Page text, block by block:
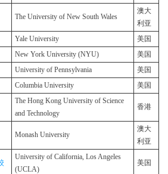
The University of New South Wales
澳大
利亚
Yale University
美国
New York University (NYU)
美国
University of Pennsylvania
美国
Columbia University 美国
The Hong Kong University of Science
and Technology
香港
Monash University
澳大
利亚
University of California, Los Angeles
(UCLA)
美国